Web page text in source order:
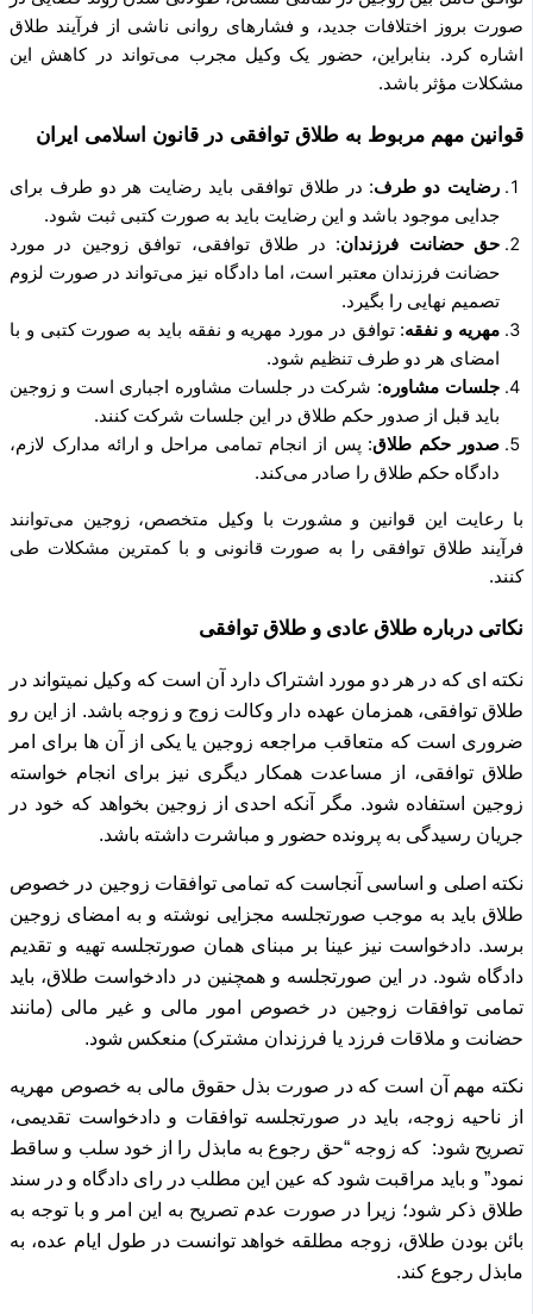
صورت بروز اختلافات جدید، و فشارهای روانی ناشی از فرآیند طلاق
اشاره کرد. بنابراین، حضور یک وکیل مجرب می‌تواند در کاهش این
مشکلات مؤثر باشد.
قوانین مهم مربوط به طلاق توافقی در قانون اسلامی ایران
رضایت دو طرف: در طلاق توافقی باید رضایت هر دو طرف برای
جدایی موجود باشد و این رضایت باید به صورت کتبی ثبت شود.
حق حضانت فرزندان: در طلاق توافقی، توافق زوجین در مورد
حضانت فرزندان معتبر است، اما دادگاه نیز می‌تواند در صورت لزوم
تصمیم نهایی را بگیرد.
مهریه و نفقه: توافق در مورد مهریه و نفقه باید به صورت کتبی و با
امضای هر دو طرف تنظیم شود.
جلسات مشاوره: شرکت در جلسات مشاوره اجباری است و زوجین
باید قبل از صدور حکم طلاق در این جلسات شرکت کنند.
صدور حکم طلاق: پس از انجام تمامی مراحل و ارائه مدارک لازم،
دادگاه حکم طلاق را صادر می‌کند.
با رعایت این قوانین و مشورت با وکیل متخصص، زوجین می‌توانند
فرآیند طلاق توافقی را به صورت قانونی و با کمترین مشکلات طی
کنند.
نکاتی درباره طلاق عادی و طلاق توافقی
نکته ای که در هر دو مورد اشتراک دارد آن است که وکیل نمیتواند در
طلاق توافقی، همزمان عهده دار وکالت زوج و زوجه باشد.
از این رو
ضروری است که متعاقب مراجعه زوجین یا یکی از آن ها برای امر
طلاق توافقی، از مساعدت همکار دیگری نیز برای انجام خواسته
زوجین استفاده شود. مگر آنکه احدی از زوجین بخواهد که خود در
جریان رسیدگی به پرونده حضور و مباشرت داشته باشد.
نکته اصلی و اساسی آنجاست که تمامی توافقات زوجین در خصوص
طلاق باید به موجب صورتجلسه مجزایی نوشته و به امضای زوجین
برسد. دادخواست نیز عینا بر مبنای همان صورتجلسه تهیه و تقدیم
دادگاه شود.در این صورتجلسه و همچنین در دادخواست طلاق، باید
تمامی توافقات زوجین در خصوص امور مالی و غیر مالی (مانند
حضانت و ملاقات فرزد یا فرزندان مشترک) منعکس شود.
نکته مهم آن است که در صورت بذل حقوق مالی به خصوص مهریه
از ناحیه زوجه، باید در صورتجلسه توافقات و دادخواست تقدیمی،
تصریح شود: که زوجه “حق رجوع به مابذل را از خود سلب و ساقط
نمود” و باید مراقبت شود که عین این مطلب در رای دادگاه و در سند
طلاق ذکر شود؛ زیرا در صورت عدم تصریح به این امر و با توجه به
بائن بودن طلاق، زوجه مطلقه خواهد توانست در طول ایام عده، به
مابذل رجوع کند.